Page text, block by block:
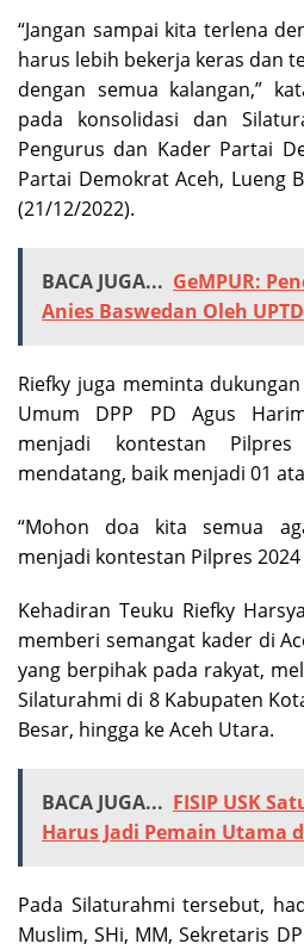
“Jangan sampai kita terlena
harus lebih bekerja keras dan
dengan semua kalangan,”
pada konsolidasi dan
Pengurus dan Kader Partai
Partai Demokrat Aceh, Lueng
(21/12/2022).
BACA JUGA... GeMPUR:
Anies Baswedan Oleh
Riefky juga meminta
Umum DPP PD Agus
menjadi kontestan
mendatang, baik menjadi 01
“Mohon doa kita semua
menjadi kontestan Pilpres
Kehadiran Teuku Riefky
memberi semangat kader di
yang berpihak pada rakyat,
Silaturahmi di 8 Kabupaten
Besar, hingga ke Aceh Utara.
BACA JUGA... FISIP USK
Harus Jadi Pemain Utama
Pada Silaturahmi tersebut,
Muslim, SHi, MM, Sekretaris